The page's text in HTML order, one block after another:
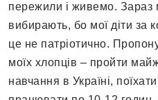
пережили і живемо. Зараз
вибирають, бо мої діти за
це не патріотично.
моїх хлопців – пройти
навчання в Україні,